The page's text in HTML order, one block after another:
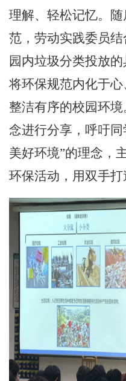
理解、轻松记忆。
范，劳动实践委员
园内垃圾分类投放
将环保规范内化于
整洁有序的校园环
念进行分享，呼吁
美好环境”的理念，
环保活动，用双手打